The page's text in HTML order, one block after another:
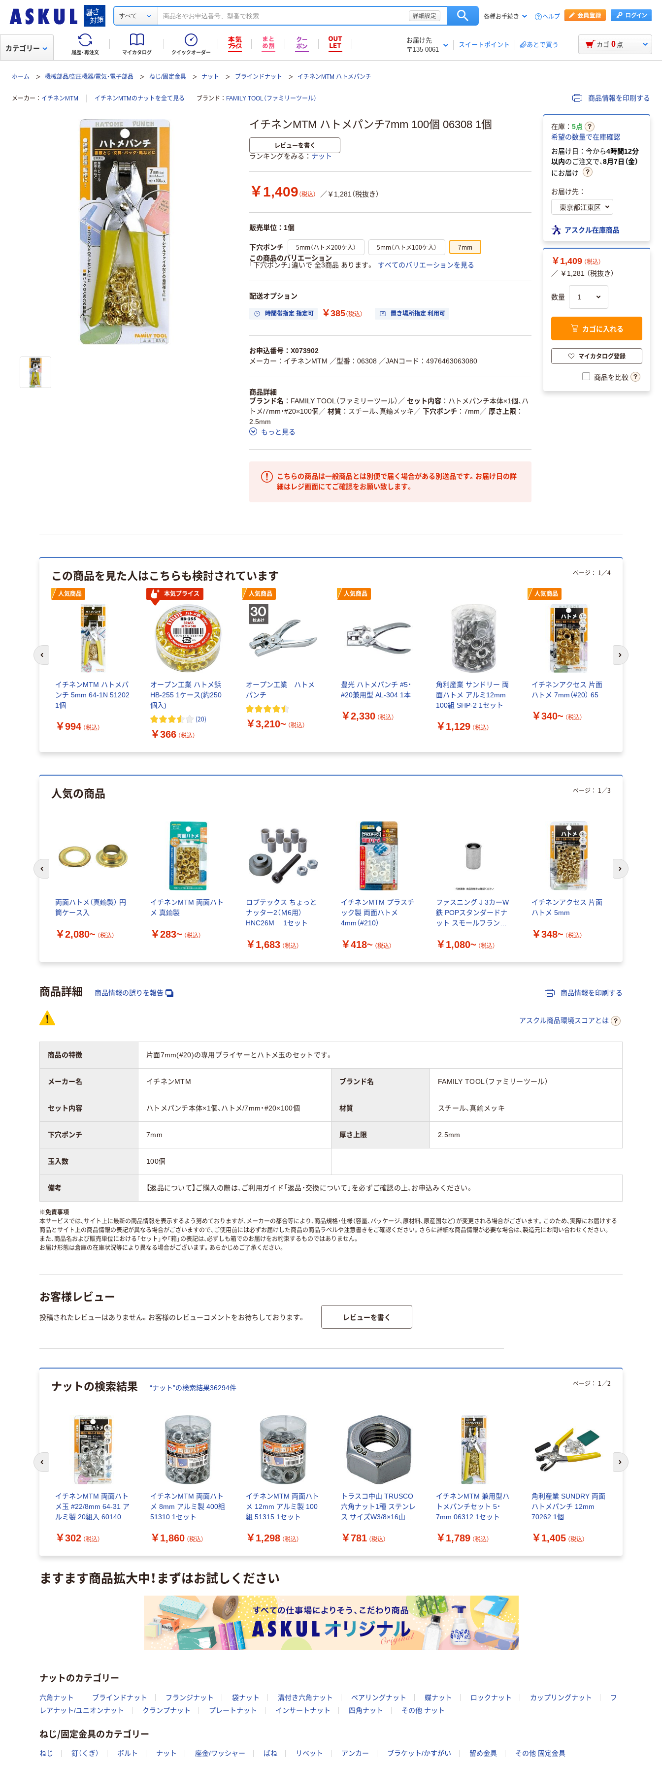
すべて 詳細設定 各種お手続き ヘルプ
履歴・再注文 マイカタログ クイックオーダー
お届け先
〒135-0061
スイートポイント あとで買う
カテゴリー カゴ 0 点
ホーム 機械部品/空圧機器/電気・電子部品 ねじ/固定金具 ナット ブラインドナット イチネンMTM ハトメパンチ
メーカー イチネンMTM イチネンMTMのナットを全て見る ブランド FAMILY TOOL（ファミリーツール） 商品情報を印刷する
イチネンMTM ハトメパンチ7mm 100個 06308 1個
レビューを書く
ランキングをみる ナット
￥1,409 （税込） ／￥1,281（税抜き）
販売単位：1個
下穴ポンチ 5mm（ハトメ200ケ入） 5mm（ハトメ100ケ入） 7mm
この商品のバリエーション
「下穴ポンチ」違いで 全3商品 あります。
すべてのバリエーションを見る
配送オプション
時間帯指定 指定可 ￥385（税込） 置き場所指定 利用可
お申込番号：X073902
メーカー：イチネンMTM ／型番：06308 ／JANコード：4976463063080
商品詳細
ブランド名
FAMILY TOOL（ファミリーツール） ／ セット内容
ハトメパンチ本体×1個、ハ
トメ/7mm・#20×100個 ／ 材質 スチール、真鍮メッキ ／ 下穴ポンチ 7mm ／ 厚さ上限
2.5mm
もっと見る
こちらの商品は一般商品とは別便で届く場合がある別送品です。お届け日の詳
細はレジ画面にてご確認をお願い致します。
在庫： 5点
希望の数量で在庫確認
お届け日：今から4時間12分
以内のご注文で、8月7日（金）
にお届け
お届け先：
アスクル在庫商品
￥1,409 （税込）
／ ￥1,281 （税抜き）
数量
カゴに入れる
マイカタログ登録
商品を比較
この商品を見た人はこちらも検討されています
人気商品
イチネンMTM ハトメパ
ンチ 5mm 64-1N 51202
1個
￥994 （税込）
本気プライス
オープン工業 ハトメ鋲
HB-255 1ケース(約250
個入)
(20)
￥366 （税込）
人気商品
オープン工業 ハトメ
パンチ
￥3,210~ （税込）
人気商品
豊光 ハトメパンチ #5・
#20兼用型 AL-304 1本
￥2,330 （税込）
角利産業 サンドリー 両
面ハトメ アルミ12mm
100組 SHP-2 1セット
￥1,129 （税込）
人気商品
イチネンアクセス 片面
ハトメ 7mm（#20） 65
￥340~ （税込）
ページ： 1 ／4
前のスライドへ 次のスライド
人気の商品
両面ハトメ（真鍮製） 円
筒ケース入
￥2,080~ （税込）
イチネンMTM 両面ハト
メ 真鍮製
￥283~ （税込）
ロブテックス ちょっと
ナッター2（Ｍ6用）
HNC26M 1セット
￥1,683 （税込）
イチネンMTM プラスチ
ック製 両面ハトメ
4mm（#210）
￥418~ （税込）
ファスニング J 3カーW
鉄 POPスタンダードナ
ット スモールフランジ
￥1,080~ （税込）
イチネンアクセス 片面
ハトメ 5mm
￥348~ （税込）
ページ： 1 ／3
次のスライド
商品詳細 商品情報の誤りを報告 商品情報を印刷する
アスクル商品環境スコアとは
商品の特徴 片面7mm(#20)の専用プライヤーとハトメ玉のセットです。
メーカー名 イチネンMTM ブランド名 FAMILY TOOL（ファミリーツール）
セット内容 ハトメパンチ本体×1個、ハトメ/7mm・#20×100個 材質 スチール、真鍮メッキ
下穴ポンチ 7mm 厚さ上限 2.5mm
玉入数 100個
備考 【返品について】ご購入の際は、ご利用ガイド「返品・交換について」を必ずご確認の上、お申込みください。
※免責事項
本サービスでは、サイト上に最新の商品情報を表示するよう努めておりますが、メーカーの都合等により、商品規格・仕様（容量、パッケージ、原材料、原産国など）が変更される場合がございます。このため、実際にお届けする
商品とサイト上の商品情報の表記が異なる場合がございますので、ご使用前には必ずお届けした商品の商品ラベルや注意書きをご確認ください。さらに詳細な商品情報が必要な場合は、製造元にお問い合わせください。
また、商品名および販売単位における「セット」や「箱」の表記は、必ずしも箱でのお届けをお約束するものではありません。
お届け形態は倉庫の在庫状況等により異なる場合がございます。あらかじめご了承ください。
お客様レビュー
投稿されたレビューはありません。お客様のレビューコメントをお待ちしております。 レビューを書く
ナットの検索結果 “ナット”の検索結果36294件
イチネンMTM 両面ハト
メ玉 #22/8mm 64-31 ア
ルミ製 20組入 60140 1
￥302 （税込）
イチネンMTM 両面ハト
メ 8mm アルミ製 400組
51310 1セット
￥1,860 （税込）
イチネンMTM 両面ハト
メ 12mm アルミ製 100
組 51315 1セット
￥1,298 （税込）
トラスコ中山 TRUSCO
六角ナット1種 ステンレ
ス サイズW3/8×16山 16
(16個)（直送品）
￥781 （税込）
イチネンMTM 兼用型ハ
トメパンチセット 5・
7mm 06312 1セット
￥1,789 （税込）
角利産業 SUNDRY 両面
ハトメパンチ 12mm
70262 1個
￥1,405 （税込）
ページ： 1 ／2
前のスライドへ 次のスライド
ますます商品拡大中！まずはお試しください
ナットのカテゴリー
六角ナット ブラインドナット フランジナット 袋ナット 溝付き六角ナット ベアリングナット 蝶ナット ロックナット カップリングナット
フ
レアナット/ユニオンナット
クランプナット プレートナット インサートナット 四角ナット その他 ナット
ねじ/固定金具のカテゴリー
ねじ 釘（くぎ） ボルト ナット 座金/ワッシャー ばね リベット アンカー ブラケット/かすがい 留め金具 その他 固定金具